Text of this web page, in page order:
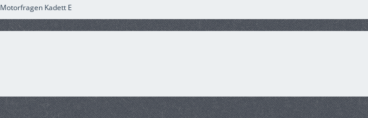
Motorfragen Kadett E